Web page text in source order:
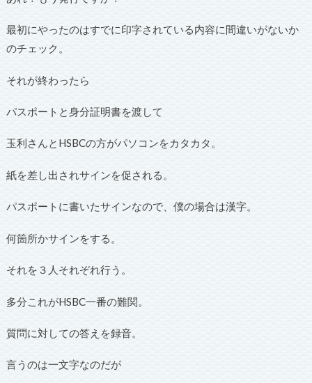
最初にやったのはすでに印字されている内容に間違いがないか
のチェック。
それが終わったら
パスポートと身分証明書を渡して
玉利さんとHSBCの方がパソコンをカタカタ。
紙を差し出されサインを促される。
パスポートに書いたサインなので、僕の場合は漢字。
何箇所かサインをする。
それを３人それぞれ行う。
多分これがHSBC一番の難関。
質問に対しての答えを録音。
言うのは一文字なのだが